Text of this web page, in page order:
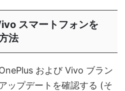
スマートフォンを
法
および Vivo ブラン
ップデートを確認する (そ